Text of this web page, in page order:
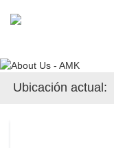
Ubicación actual: